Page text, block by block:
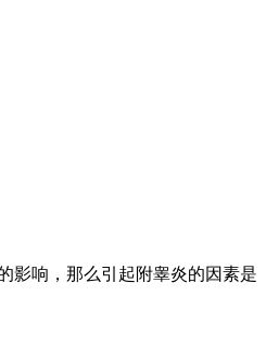
响，那么引起附睾炎的因素是